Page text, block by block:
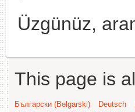
Üzgünüz,
This page is
Български (Bəlgarski) Deutsch